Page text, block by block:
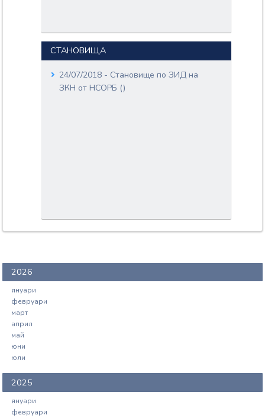
СТАНОВИЩА
24/07/2018 - Становище по ЗИД на
ЗКН от НСОРБ ()
2026
януари
февруари
март
април
май
юни
юли
2025
януари
февруари